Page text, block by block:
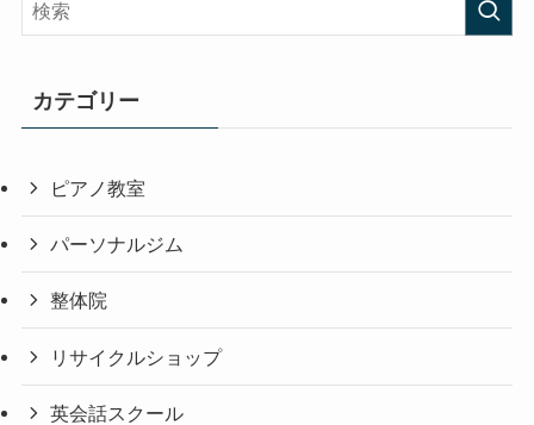
カテゴリー
ピアノ教室
パーソナルジム
整体院
リサイクルショップ
英会話スクール